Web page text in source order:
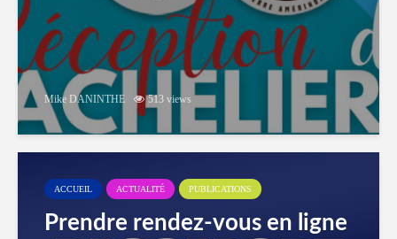
Mike DANINTHE 513 views
ACCUEIL ACTUALITÉ PUBLICATIONS
Prendre rendez-vous en ligne